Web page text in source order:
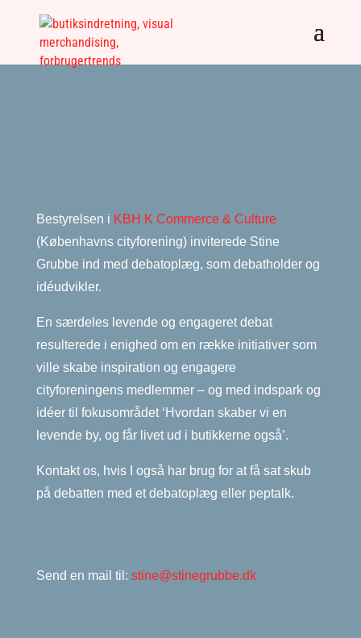
Bestyrelsen i KBH K Commerce & Culture
(Københavns cityforening) inviterede Stine
Grubbe ind med debatoplæg, som debatholder og
idéudvikler.
En særdeles levende og engageret debat
resulterede i enighed om en række initiativer som
ville skabe inspiration og engagere
cityforeningens medlemmer – og med indspark og
idéer til fokusområdet ‘Hvordan skaber vi en
levende by, og får livet ud i butikkerne også’.
Kontakt os, hvis I også har brug for at få sat skub
på debatten med et debatoplæg eller peptalk.
Send en mail til: stine@stinegrubbe.dk